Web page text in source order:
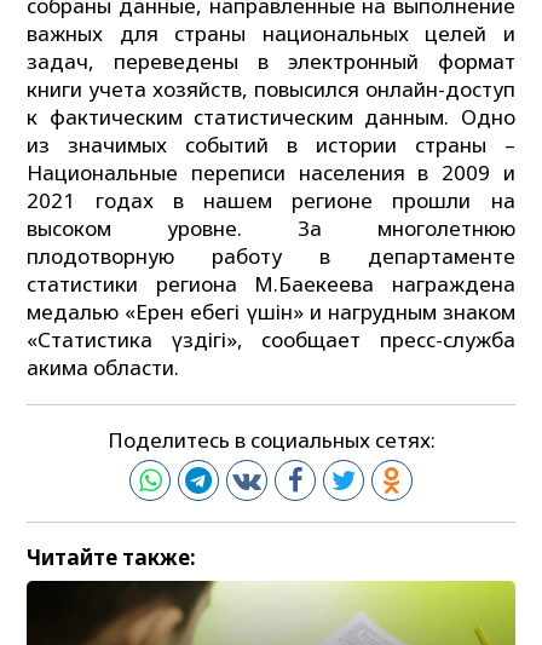
собраны данные, направленные на выполнение
важных для страны национальных целей и
задач, переведены в электронный формат
книги учета хозяйств, повысился онлайн-доступ
к фактическим статистическим данным. Одно
из значимых событий в истории страны –
Национальные переписи населения в 2009 и
2021 годах в нашем регионе прошли на
высоком уровне. За многолетнюю
плодотворную работу в департаменте
статистики региона М.Баекеева награждена
медалью «Ерен еңбегі үшін» и нагрудным знаком
«Статистика үздігі», сообщает пресс-служба
акима области.
Поделитесь в социальных сетях:
Читайте также: